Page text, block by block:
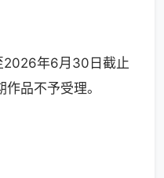
年6月30日截止
作品不予受理。